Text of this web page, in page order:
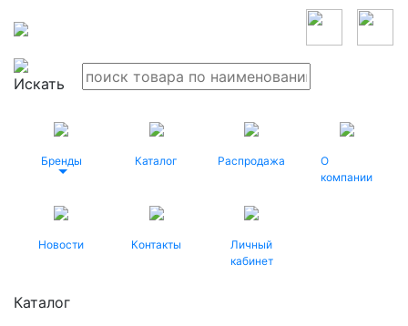
Бренды Каталог Распродажа
О
компании
Новости Контакты
Личный
кабинет
Каталог